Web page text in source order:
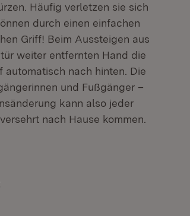
Häufig verletzen sie sich
durch einen einfachen
Griff! Beim Aussteigen aus
weiter entfernten Hand die
automatisch nach hinten. Die
und Fußgänger –
kann also jeder
nach Hause kommen.